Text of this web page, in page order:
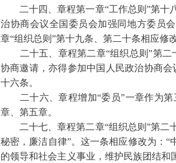
二十四、章程第一章“工作总则”第十八
治协商会议全国委员会加强同地方委员
章“组织总则”第十九条、第二十条相应修
二十五、章程第二章“组织总则”第二
协商邀请，亦得参加中国人民政治协商
十六条。
二十六、章程增加“委员”一章作为第
章、第五章。
二十七、章程第二章“组织总则”第二十
秘密，廉洁自律”。这一条相应修改为：
的领导和社会主义事业，维护民族团结